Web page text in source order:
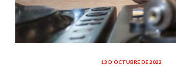
13 D'OCTUBRE DE 2022